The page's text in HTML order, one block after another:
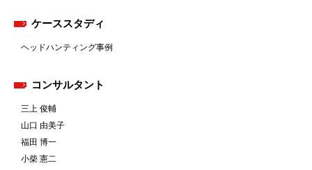
ケーススタディ
ヘッドハンティング事例
コンサルタント
三上 俊輔
山口 由美子
福田 博一
小柴 憲二